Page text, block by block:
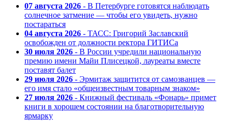
07 августа 2026 - В Петербурге готовятся наблюдать
солнечное затмение — чтобы его увидеть, нужно
постараться
04 августа 2026 - ТАСС: Григорий Заславский
освобожден от должности ректора ГИТИСа
30 июля 2026 - В России учредили национальную
премию имени Майи Плисецкой, лауреаты вместе
поставят балет
29 июля 2026 - Эрмитаж защитится от самозванцев —
его имя стало «общеизвестным товарным знаком»
27 июля 2026 - Книжный фестиваль «Фонарь» примет
книги в хорошем состоянии на благотворительную
ярмарку